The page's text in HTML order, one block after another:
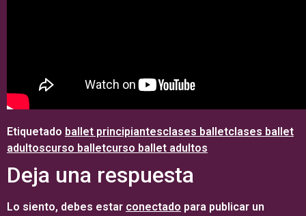
Etiquetado ballet principiantesclases balletclases ballet
adultoscurso balletcurso ballet adultos
Deja una respuesta
Lo siento, debes estar conectado para publicar un